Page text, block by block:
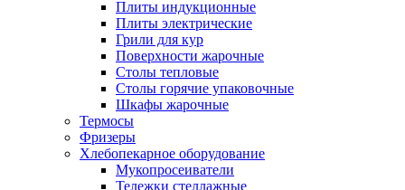
Плиты индукционные
Плиты электрические
Грили для кур
Поверхности жарочные
Столы тепловые
Столы горячие упаковочные
Шкафы жарочные
Термосы
Фризеры
Хлебопекарное оборудование
Мукопросеиватели
Тележки стеллажные